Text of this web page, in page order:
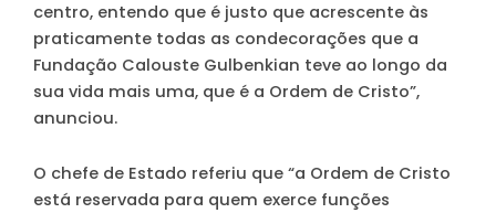
centro, entendo que é justo que acrescente às
praticamente todas as condecorações que a
Fundação Calouste Gulbenkian teve ao longo da
sua vida mais uma, que é a Ordem de Cristo”,
anunciou.
O chefe de Estado referiu que “a Ordem de Cristo
está reservada para quem exerce funções